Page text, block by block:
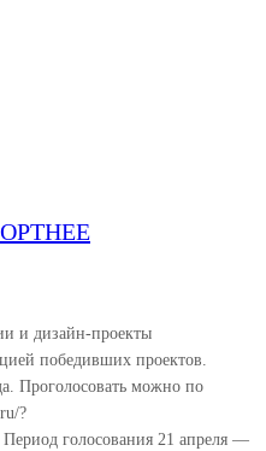
и дизайн‑проекты
победивших проектов.
Проголосовать можно по
?
голосования 21 апреля —